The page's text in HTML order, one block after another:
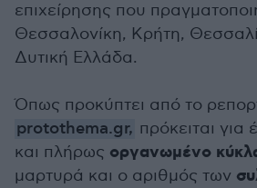
επιχείρησης που
Θεσσαλονίκη, Κρήτη,
Δυτική Ελλάδα.
Όπως προκύπτει από το
protothema.gr, πρόκειται
και πλήρως οργανωμένο
μαρτυρά και ο αριθμός των